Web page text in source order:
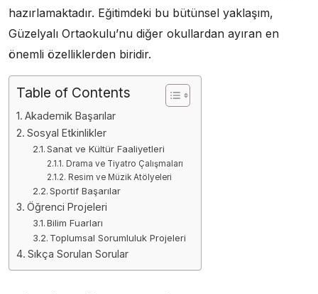
hazırlamaktadır. Eğitimdeki bu bütünsel yaklaşım,
Güzelyalı Ortaokulu’nu diğer okullardan ayıran en
önemli özelliklerden biridir.
Table of Contents
Akademik Başarılar
Sosyal Etkinlikler
Sanat ve Kültür Faaliyetleri
Drama ve Tiyatro Çalışmaları
Resim ve Müzik Atölyeleri
Sportif Başarılar
Öğrenci Projeleri
Bilim Fuarları
Toplumsal Sorumluluk Projeleri
Sıkça Sorulan Sorular